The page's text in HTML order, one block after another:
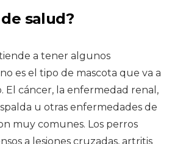
salud?
a tener algunos
es el tipo de mascota que va a
El cáncer, la enfermedad renal,
u otras enfermedades de
muy comunes. Los perros
a lesiones cruzadas, artritis